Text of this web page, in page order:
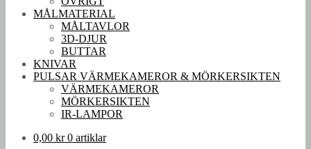
MÅLMATERIAL
MÅLTAVLOR
3D-DJUR
BUTTAR
KNIVAR
PULSAR VÄRMEKAMEROR & MÖRKERSIKTEN
VÄRMEKAMEROR
MÖRKERSIKTEN
IR-LAMPOR
0,00 kr 0 artiklar